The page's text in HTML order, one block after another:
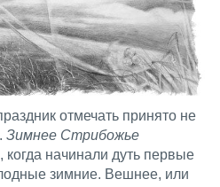
отмечать принято не
Зимнее Стрибожье
начинали дуть первые
зимние. Вешнее, или